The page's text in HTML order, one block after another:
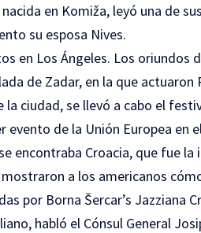
en Komiža, leyó una de
su esposa Nives.
en Los Ángeles. Los oriundos
de Zadar, en la que actuaron
la ciudad, se llevó a cabo el
de la Unión Europea en
encontraba Croacia, que fue
a los americanos
por Borna Šercar’s Jazziana
habló el Cónsul General